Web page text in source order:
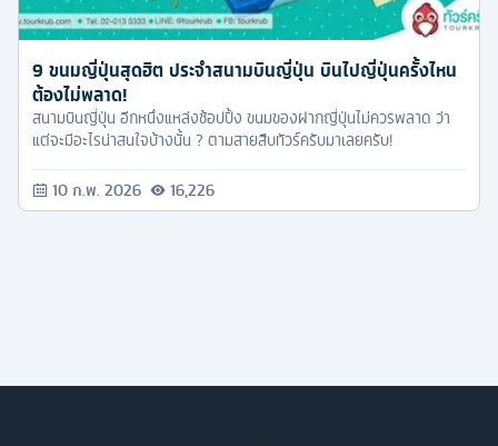
9 ขนมญี่ปุ่นสุดฮิต ประจำสนามบินญี่ปุ่น บินไปญี่ปุ่นครั้งไหน
ต้องไม่พลาด!
สนามบินญี่ปุ่น อีกหนึ่งแหล่งช้อปปิ้ง ขนมของฝากญี่ปุ่นไม่ควรพลาด ว่า
แต่จะมีอะไรน่าสนใจบ้างนั้น ? ตามสายสืบทัวร์ครับมาเลยครับ!
10 ก.พ. 2026 16,226